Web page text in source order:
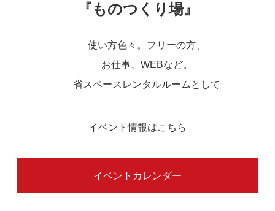
『ものつくり場』
使い方色々。フリーの方、
お仕事、WEBなど。
省スペースレンタルルームとして
イベント情報はこちら
イベントカレンダー